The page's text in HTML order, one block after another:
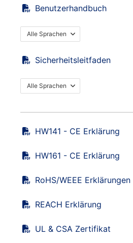
Benutzerhandbuch
Alle Sprachen
Sicherheitsleitfaden
Alle Sprachen
HW141 - CE Erklärung
HW161 - CE Erklärung
RoHS/WEEE Erklärungen
REACH Erklärung
UL & CSA Zertifikat